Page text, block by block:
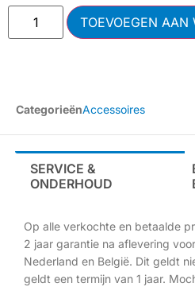
TOEVOEGEN AAN
CategorieënAccessoires
SERVICE &
ONDERHOUD
Op alle verkochte en betaalde
2 jaar garantie na aflevering
Nederland en België. Dit geldt
geldt een termijn van 1 jaar.